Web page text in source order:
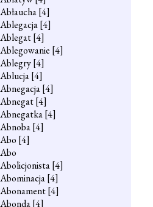
Abłaucha[4]
Ablegacja[4]
Ablegat[4]
Ablegowanie [4]
Ablegry[4]
Ablucja[4]
Abnegacja[4]
Abnegat[4]
Abnegatka[4]
Abnoba[4]
Abo [4]
Abo
Abolicjonista[4]
Abominacja[4]
Abonament[4]
Abonda[4]